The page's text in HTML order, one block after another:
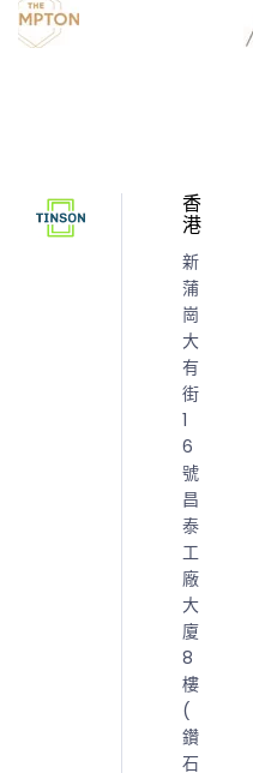
香
港
新
蒲
崗
大
有
街
1
6
號
昌
泰
工
廠
大
廈
8
樓
(
鑽
石